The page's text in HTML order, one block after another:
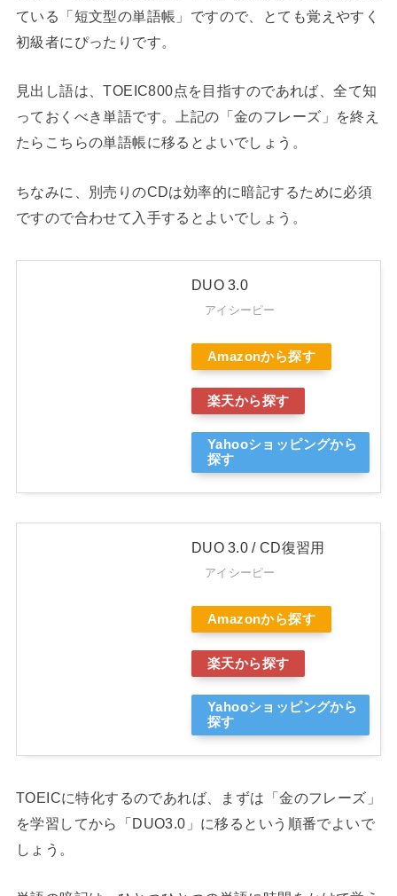
ている「短文型の単語帳」ですので、とても覚えやすく
初級者にぴったりです。
見出し語は、TOEIC800点を目指すのであれば、全て知
っておくべき単語です。上記の「金のフレーズ」を終え
たらこちらの単語帳に移るとよいでしょう。
ちなみに、別売りのCDは効率的に暗記するために必須
ですので合わせて入手するとよいでしょう。
DUO 3.0
アイシーピー
Amazonから探す
楽天から探す
Yahooショッピングから
探す
DUO 3.0 / CD復習用
アイシーピー
Amazonから探す
楽天から探す
Yahooショッピングから
探す
TOEICに特化するのであれば、まずは「金のフレーズ」
を学習してから「DUO3.0」に移るという順番でよいで
しょう。